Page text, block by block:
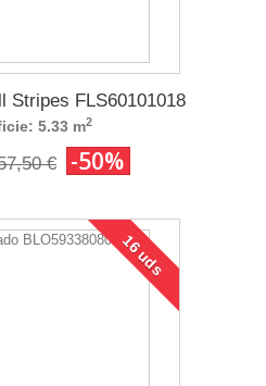
Stripes FLS60101018
5.33 m2
€ -50%
16 uds